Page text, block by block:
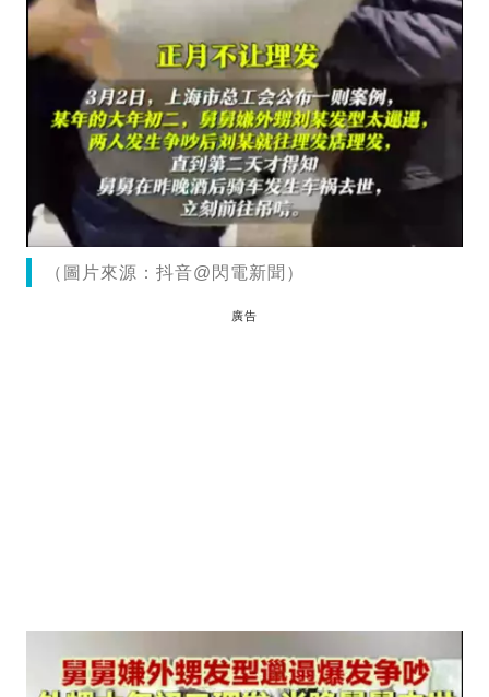
（圖片來源：抖音@閃電新聞）
廣告